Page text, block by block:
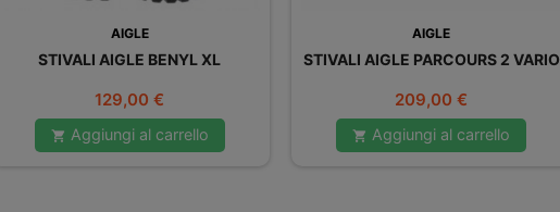
AIGLE
STIVALI AIGLE BENYL XL
Prezzo
129,00 €
 Aggiungi al carrello
AIGLE
STIVALI AIGLE PARCOURS 2 VARIO
Prezzo
209,00 €
 Aggiungi al carrello